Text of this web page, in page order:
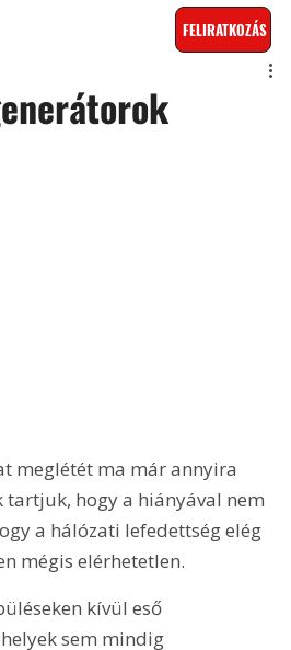
FELIRATKOZÁS
meglétét ma már annyira
hogy a hiányával nem
a hálózati lefedettség elég
mégis elérhetetlen.
kívül eső
sem mindig